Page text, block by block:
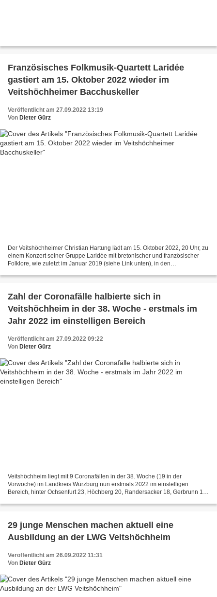
Französisches Folkmusik-Quartett Laridée
gastiert am 15. Oktober 2022 wieder im
Veitshöchheimer Bacchuskeller
Veröffentlicht am 27.09.2022 13:19
Von Dieter Gürz
Der Veitshöchheimer Christian Hartung lädt am 15. Oktober 2022, 20 Uhr, zu
einem Konzert seiner Gruppe Laridée mit bretonischer und französischer
Folklore, wie zuletzt im Januar 2019 (siehe Link unten), in den
Zahl der Coronafälle halbierte sich in
Veitshöchheim in der 38. Woche - erstmals im
Jahr 2022 im einstelligen Bereich
Veröffentlicht am 27.09.2022 09:22
Von Dieter Gürz
Veitshöchheim liegt mit 9 Coronafällen in der 38. Woche (19 in der
Vorwoche) im Landkreis Würzburg nun erstmals 2022 im einstelligen
Bereich, hinter Ochsenfurt 23, Höchberg 20, Randersacker 18, Gerbrunn 14,
29 junge Menschen machen aktuell eine
Ausbildung an der LWG Veitshöchheim
Veröffentlicht am 26.09.2022 11:31
Von Dieter Gürz